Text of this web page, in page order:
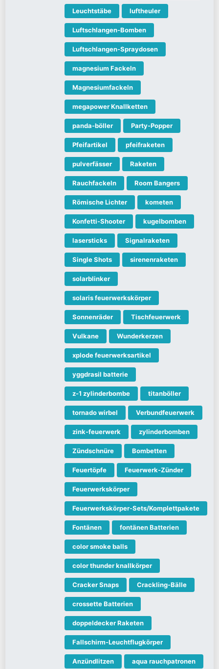
Leuchtstäbe luftheuler
Luftschlangen-Bomben
Luftschlangen-Spraydosen
magnesium Fackeln
Magnesiumfackeln
megapower Knallketten
panda-böller Party-Popper
Pfeifartikel pfeifraketen
pulverfässer Raketen
Rauchfackeln Room Bangers
Römische Lichter kometen
Konfetti-Shooter kugelbomben
lasersticks Signalraketen
Single Shots sirenenraketen
solarblinker
solaris feuerwerkskörper
Sonnenräder Tischfeuerwerk
Vulkane Wunderkerzen
xplode feuerwerksartikel
yggdrasil batterie
z-1 zylinderbombe titanböller
tornado wirbel Verbundfeuerwerk
zink-feuerwerk zylinderbomben
Zündschnüre Bombetten
Feuertöpfe Feuerwerk-Zünder
Feuerwerkskörper
Feuerwerkskörper-Sets/Komplettpakete
Fontänen fontänen Batterien
color smoke balls
color thunder knallkörper
Cracker Snaps Crackling-Bälle
crossette Batterien
doppeldecker Raketen
Fallschirm-Leuchtflugkörper
Anzündlitzen aqua rauchpatronen